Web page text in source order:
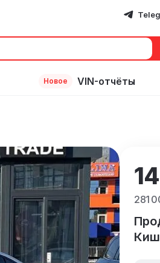
Новое VIN-отчёты
281